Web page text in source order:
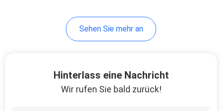
Medizin-Flaschen-
Sehen Sie mehr an
Hinterlass eine Nachricht
Wir rufen Sie bald zurück!